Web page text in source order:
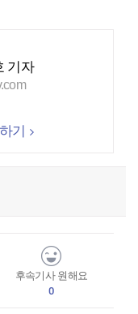
기자
기
후속기사 원해요
0